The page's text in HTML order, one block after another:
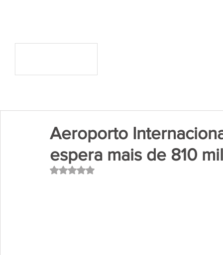
Aeroporto
espera mais de 810
Avaliado com NaN de 5 estrelas.